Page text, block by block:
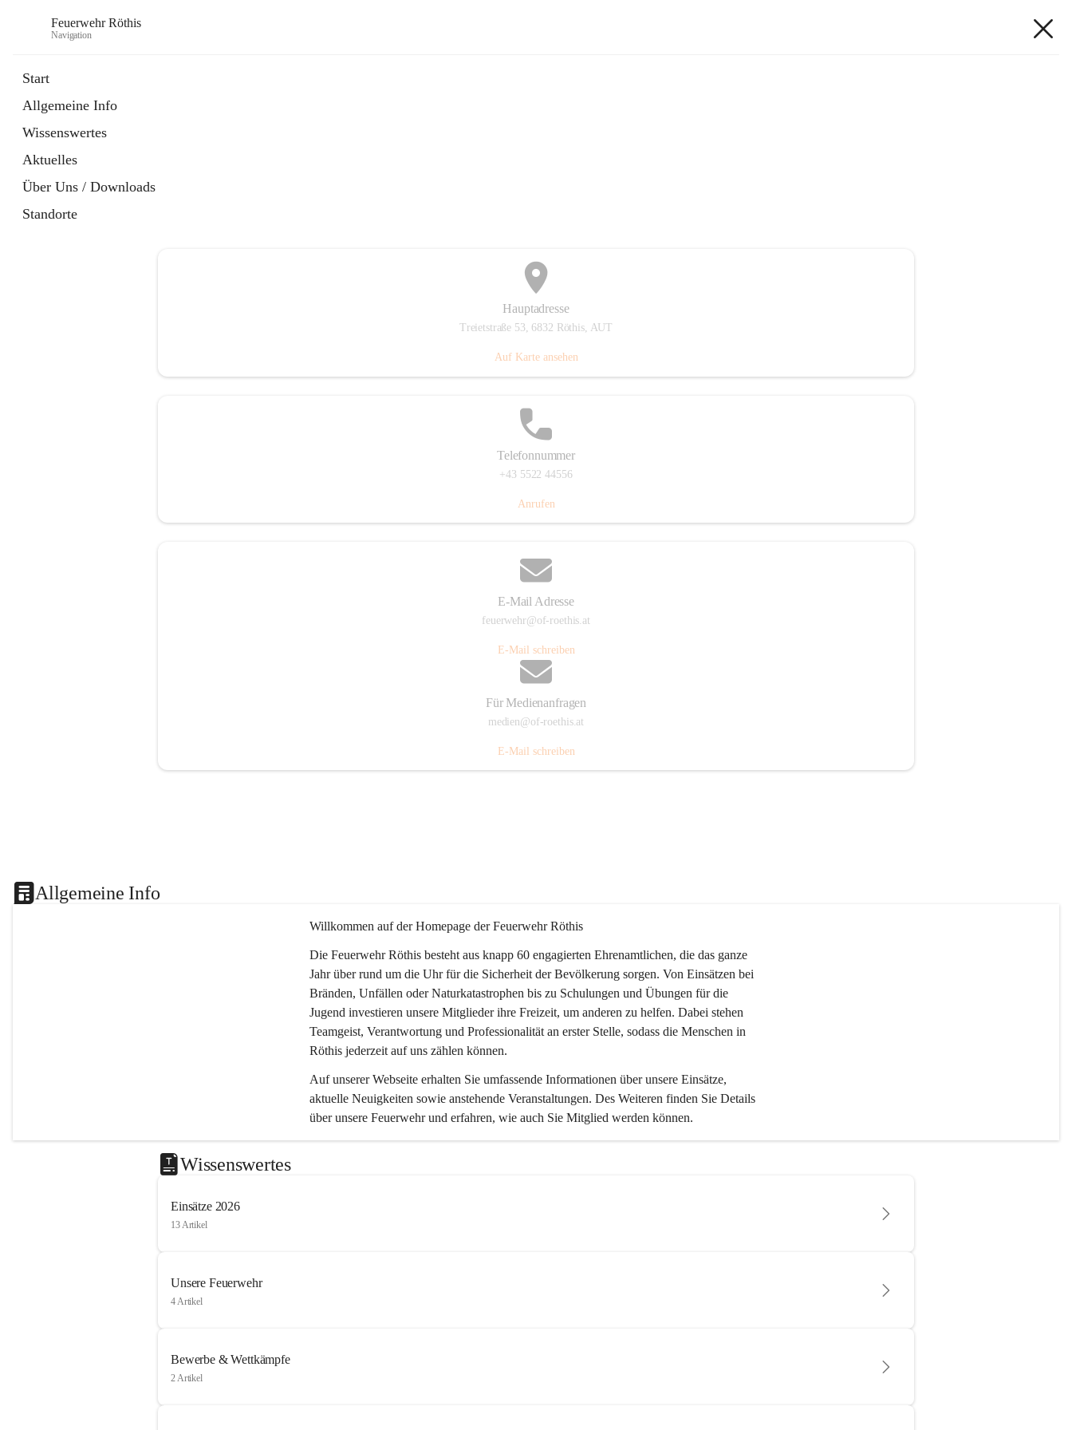
Feuerwehr Röthis
Navigation
Start
Allgemeine Info
Wissenswertes
Aktuelles
Über Uns / Downloads
Standorte
Hauptadresse
Treietstraße 53, 6832 Röthis, AUT
Auf Karte ansehen
Telefonnummer
+43 5522 44556
Anrufen
E-Mail Adresse
feuerwehr@of-roethis.at
E-Mail schreiben
Für Medienanfragen
medien@of-roethis.at
E-Mail schreiben
Allgemeine Info
Willkommen auf der Homepage der Feuerwehr Röthis
Die Feuerwehr Röthis besteht aus knapp 60 engagierten Ehrenamtlichen, die das ganze
Jahr über rund um die Uhr für die Sicherheit der Bevölkerung sorgen. Von Einsätzen bei
Bränden, Unfällen oder Naturkatastrophen bis zu Schulungen und Übungen für die
Jugend investieren unsere Mitglieder ihre Freizeit, um anderen zu helfen. Dabei stehen
Teamgeist, Verantwortung und Professionalität an erster Stelle, sodass die Menschen in
Röthis jederzeit auf uns zählen können.
Auf unserer Webseite erhalten Sie umfassende Informationen über unsere Einsätze,
aktuelle Neuigkeiten sowie anstehende Veranstaltungen. Des Weiteren finden Sie Details
über unsere Feuerwehr und erfahren, wie auch Sie Mitglied werden können.
Wissenswertes
Einsätze 2026
13 Artikel
Unsere Feuerwehr
4 Artikel
Bewerbe & Wettkämpfe
2 Artikel